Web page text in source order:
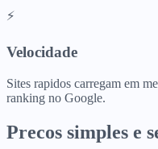
⚡
Velocidade
Sites rapidos carregam em
ranking no Google.
Precos simples e